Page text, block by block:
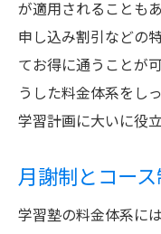
口コミや
試験対策コ
無駄のない
長期的な学
学生必見！学
料金表の見
が適用されることも
申し込み割引などの
てお得に通うことが
うした料金体系をし
学習計画に大いに役立
月謝制とコー
学習塾の料金体系に